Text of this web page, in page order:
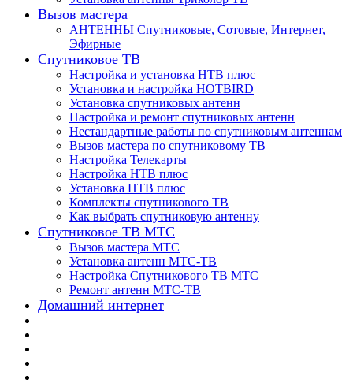
Вызов мастера
АНТЕННЫ Спутниковые, Сотовые, Интернет,
Эфирные
Спутниковое ТВ
Настройка и установка НТВ плюс
Установка и настройка HOTBIRD
Установка спутниковых антенн
Настройка и ремонт спутниковых антенн
Нестандартные работы по спутниковым антеннам
Вызов мастера по спутниковому ТВ
Настройка Телекарты
Настройка НТВ плюс
Установка НТВ плюс
Комплекты спутникового ТВ
Как выбрать спутниковую антенну
Спутниковое ТВ МТС
Вызов мастера МТС
Установка антенн МТС-ТВ
Настройка Спутникового ТВ МТС
Ремонт антенн МТС-ТВ
Домашний интернет